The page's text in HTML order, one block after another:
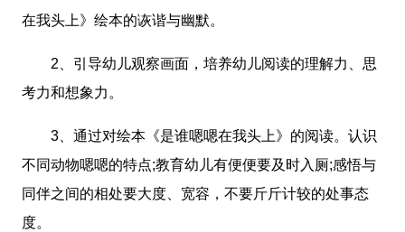
在我头上》绘本的诙谐与幽默。
2、引导幼儿观察画面，培养幼儿阅读的理解力、思
考力和想象力。
3、通过对绘本《是谁嗯嗯在我头上》的阅读。认识
不同动物嗯嗯的特点;教育幼儿有便便要及时入厕;感悟与
同伴之间的相处要大度、宽容，不要斤斤计较的处事态
度。